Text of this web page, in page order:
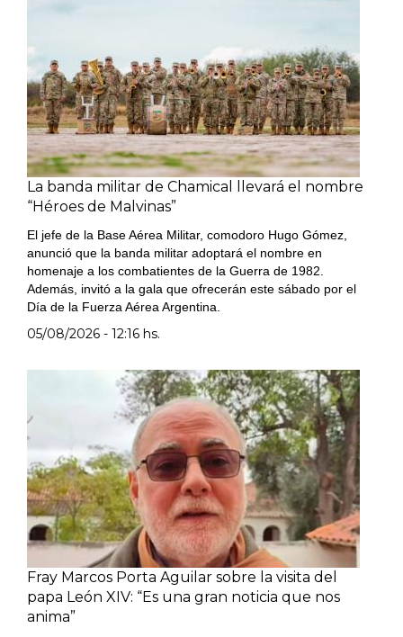
La banda militar de Chamical llevará el nombre
“Héroes de Malvinas”
El jefe de la Base Aérea Militar, comodoro Hugo Gómez,
anunció que la banda militar adoptará el nombre en
homenaje a los combatientes de la Guerra de 1982.
Además, invitó a la gala que ofrecerán este sábado por el
Día de la Fuerza Aérea Argentina.
05/08/2026 - 12:16 hs.
Fray Marcos Porta Aguilar sobre la visita del
papa León XIV: “Es una gran noticia que nos
anima”